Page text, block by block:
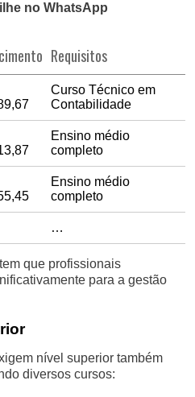
no WhatsApp
Requisitos
Curso Técnico em
Contabilidade
Ensino médio
completo
Ensino médio
completo
…
que profissionais
para a gestão
nível superior também
diversos cursos: